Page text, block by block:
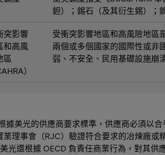
鉭）；錫石（及其衍生錫）；
突影響
和高風
區
）
受衝突影響地區和高風險地區
兩個或多個國家的國際性或非
弱、不安全、民用基礎設施崩
據美光的供應商要求標準，供應商必須以
業理事會（RJC）驗證符合要求的冶煉廠或
美光還根據 OECD 負責任商業行為，對其